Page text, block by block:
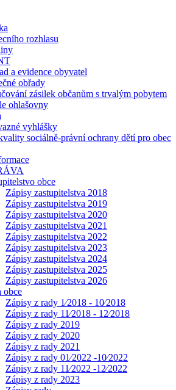
rozhlasu
a evidence obyvatel
obřady
zásilek občanům s trvalým pobytem
ohlašovny
vyhlášky
sociálně-právní ochrany dětí pro obec
obce
Zápisy zastupitelstva 2018
Zápisy zastupitelstva 2019
Zápisy zastupitelstva 2020
Zápisy zastupitelstva 2021
Zápisy zastupitelstva 2022
Zápisy zastupitelstva 2023
Zápisy zastupitelstva 2024
Zápisy zastupitelstva 2025
Zápisy zastupitelstva 2026
obce
Zápisy z rady 1⁄2018 - 10⁄2018
Zápisy z rady 11⁄2018 - 12⁄2018
Zápisy z rady 2019
Zápisy z rady 2020
Zápisy z rady 2021
Zápisy z rady 01⁄2022 -10⁄2022
Zápisy z rady 11⁄2022 -12⁄2022
Zápisy z rady 2023